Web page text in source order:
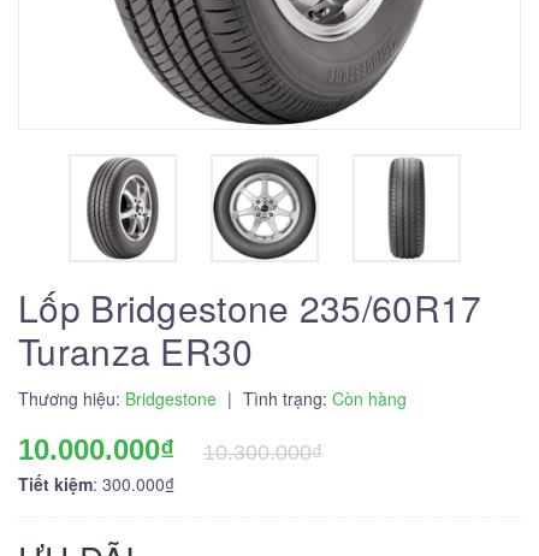
Lốp Bridgestone 235/60R17
Turanza ER30
Thương hiệu: Bridgestone | Tình trạng: Còn hàng
10.000.000₫
10.300.000₫
Tiết kiệm: 300.000₫